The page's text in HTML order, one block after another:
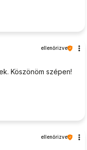
ellenőrizve
Köszönöm szépen!
ellenőrizve